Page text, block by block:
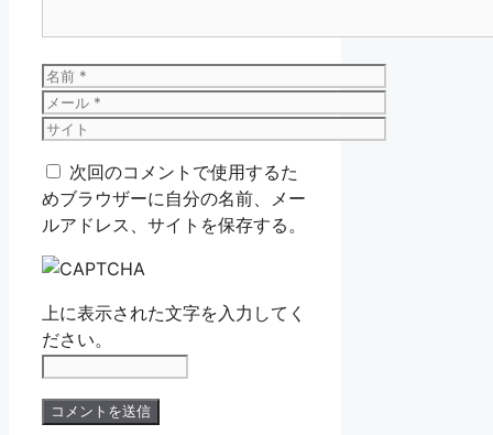
名
前
メ
ー
サ
ト 次回のコメントで使用するた
めブラウザーに自分の名前、メー
ルアドレス、サイトを保存する。
上に表示された文字を入力してく
ださい。